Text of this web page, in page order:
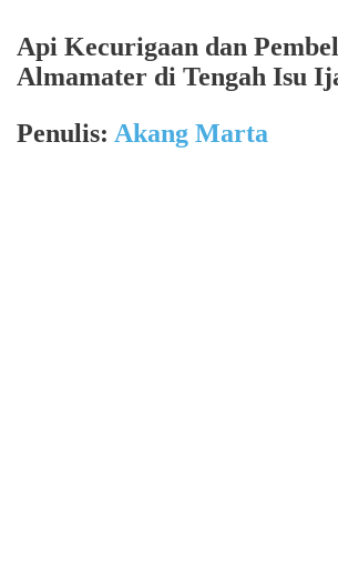
Api Kecurigaan dan
Almamater di Tengah Isu
Penulis: Akang Marta